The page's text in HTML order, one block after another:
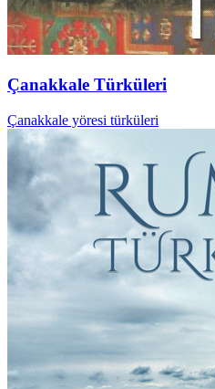
Çanakkale Türküleri
Çanakkale yöresi türküleri